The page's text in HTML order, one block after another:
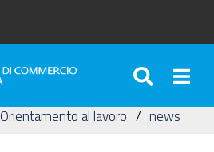
Orientamento al lavoro news